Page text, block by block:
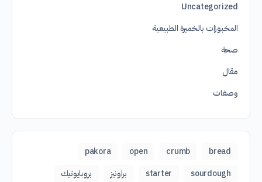
Uncategorized
المخبوزات بالخميرة الطبيعية
صحة
مقال
وصفات
bread
crumb
open
pakora
sourdough
starter براونيز بروبايوتيك